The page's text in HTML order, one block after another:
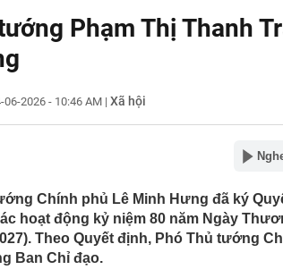
00:03
Lịch chốt quyền cổ tức tuần 10-14/8:
tức tiền mặt cao nhất 100%
500 triệu m3 ngoài khơi Việt Nam
người phụ nữ SN 1984, thanh niên
23:40
Ai sắp đi Thái Lan chú ý: Từ 16/10,
ngay cả khi hành khách không có mặt
23:25
4 vật vào nhà báo hiệu phong thủy rất
Phạm Thị Thanh
06-2026 - 10:46 AM | Xã hội
Chính phủ Lê Minh Hưng đã ký
hoạt động kỷ niệm 80 năm Ngày
Theo Quyết định, Phó Thủ tướng
Ban Chỉ đạo.